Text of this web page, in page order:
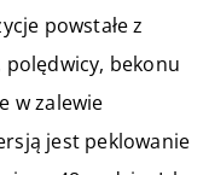
powstałe z
polędwicy, bekonu
w zalewie
jest peklowanie